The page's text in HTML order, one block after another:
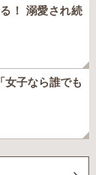
！ 溺愛され続
女子なら誰でも